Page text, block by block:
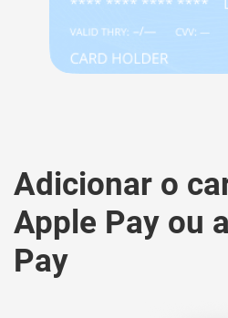
Adicionar o
Apple Pay ou
Pay